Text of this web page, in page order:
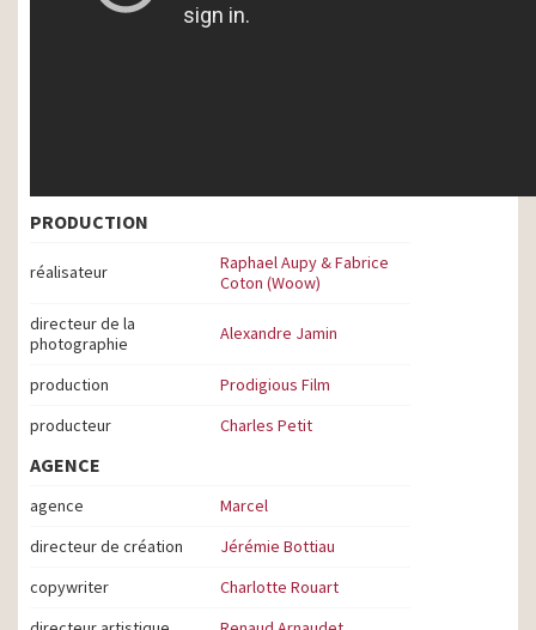
PRODUCTION
réalisateur
Raphael Aupy & Fabrice
Coton (Woow)
directeur de la
photographie
Alexandre Jamin
production
Prodigious Film
producteur
Charles Petit
AGENCE
agence
Marcel
directeur de création
Jérémie Bottiau
copywriter
Charlotte Rouart